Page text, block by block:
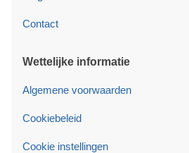
Contact
Wettelijke informatie
Algemene voorwaarden
Cookiebeleid
Cookie instellingen